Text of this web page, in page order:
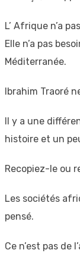
L’ Afrique n’a
Elle n’a pas
Méditerranée.
Ibrahim Traoré
Il y a une
histoire et un
Recopiez-le ou
Les sociétés
pensé.
Ce n’est pas de